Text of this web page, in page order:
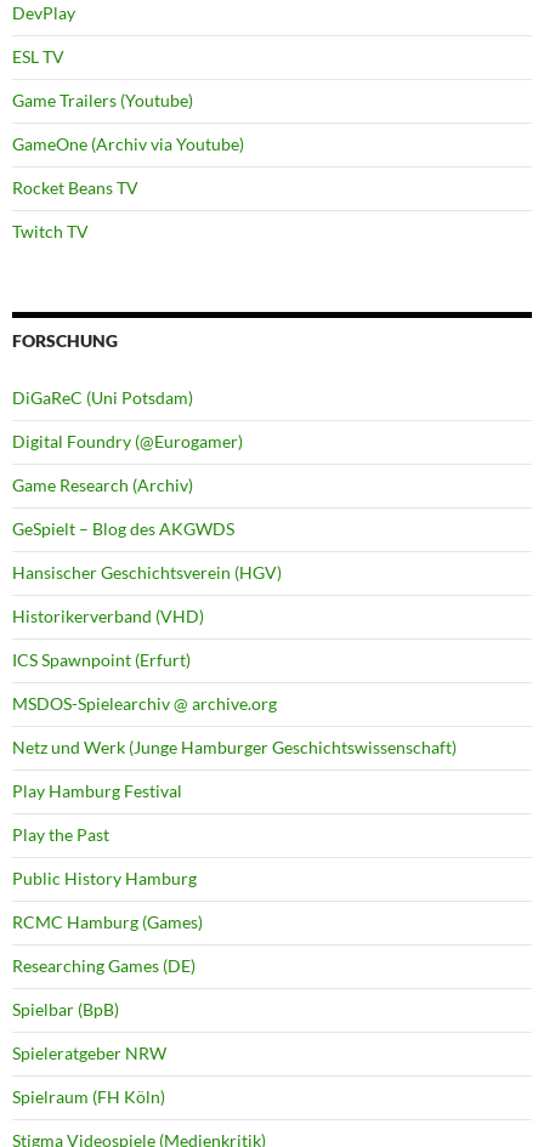
DevPlay
ESL TV
Game Trailers (Youtube)
GameOne (Archiv via Youtube)
Rocket Beans TV
Twitch TV
FORSCHUNG
DiGaReC (Uni Potsdam)
Digital Foundry (@Eurogamer)
Game Research (Archiv)
GeSpielt – Blog des AKGWDS
Hansischer Geschichtsverein (HGV)
Historikerverband (VHD)
ICS Spawnpoint (Erfurt)
MSDOS-Spielearchiv @ archive.org
Netz und Werk (Junge Hamburger Geschichtswissenschaft)
Play Hamburg Festival
Play the Past
Public History Hamburg
RCMC Hamburg (Games)
Researching Games (DE)
Spielbar (BpB)
Spieleratgeber NRW
Spielraum (FH Köln)
Stigma Videospiele (Medienkritik)